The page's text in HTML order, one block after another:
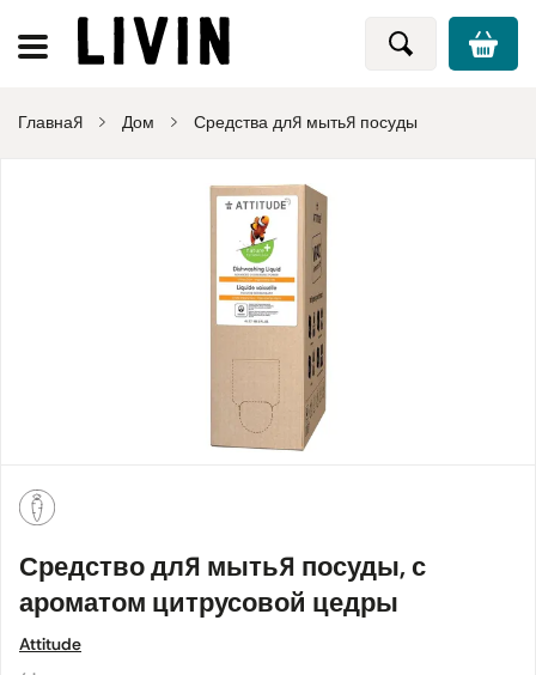
Главная Дом Средства для мытья посуды
Средство для мытья посуды, с
ароматом цитрусовой цедры
Attitude